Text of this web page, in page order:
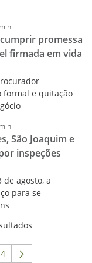
promessa
firmada em vida
formal e quitação
São Joaquim e
inspeções
de agosto, a
para se
intermediárias Usar